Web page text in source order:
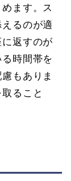
ます。ス
るのが適
返すのが
時間帯を
もありま
ること